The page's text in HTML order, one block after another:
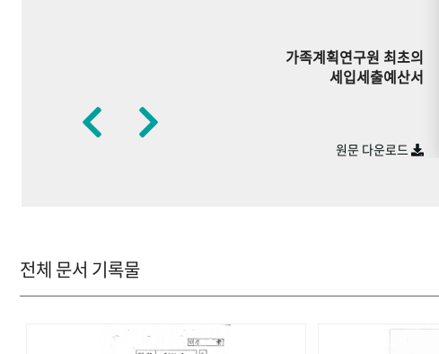
가족계획연구원 최초의
세입세출예산서
원문 다운로드
전체 문서 기록물